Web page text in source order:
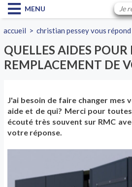
MENU
accueil >christian pessey vous répond
QUELLES AIDES POUR
REMPLACEMENT DE
J'ai besoin de faire changer mes
aide et de qui? Merci pour
écouté très souvent sur RMC
votre réponse.